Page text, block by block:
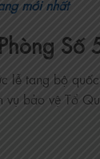
mới nhất
Số
lễ tang bộ
vụ bảo vệ Tổ